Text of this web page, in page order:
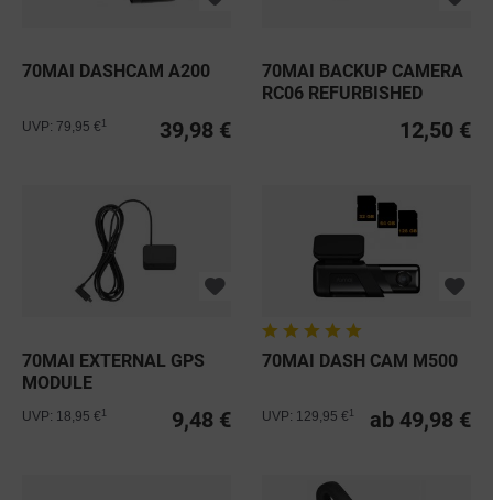
70MAI DASHCAM A200
39,98 €
UVP: 79,95 €
70MAI BACKUP CAMERA
RC06 REFURBISHED
12,50 €
70MAI EXTERNAL GPS
MODULE
9,48 €
UVP: 18,95 €
70MAI DASH CAM M500
ab 49,98 €
UVP: 129,95 €